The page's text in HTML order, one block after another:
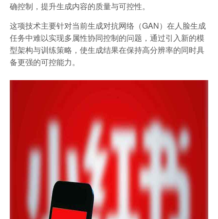
确控制，提升生成内容的质量与可控性。
这项技术主要针对当前生成对抗网络（GAN）在人脸生成
任务中难以实现多属性协同控制的问题，通过引入新的模
型架构与训练策略，使生成结果在保持高分辨率的同时具
备更强的可控能力。